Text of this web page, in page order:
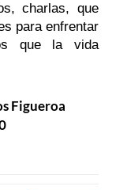
charlas, que
para enfrentar
que la vida
Figueroa